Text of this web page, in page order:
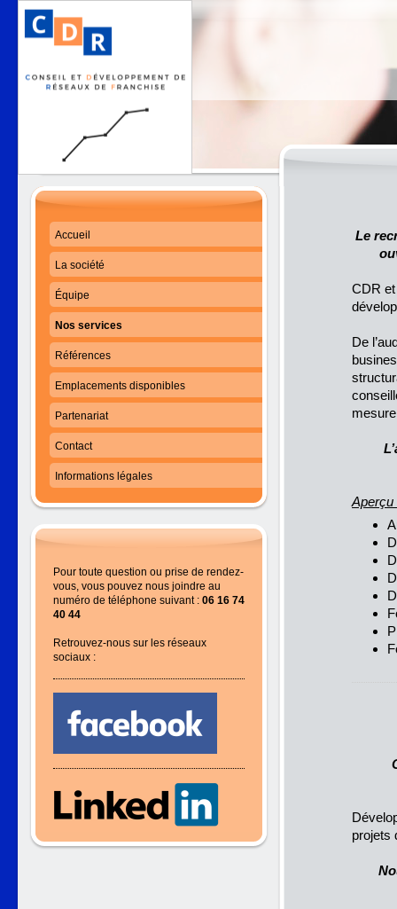
Le
CDR
De
Aperçu
projets
Accueil
La société
Équipe
Nos services
Références
Emplacements disponibles
Partenariat
Contact
Informations légales
Pour toute question ou prise de rendez-
vous, vous pouvez nous joindre au
numéro de téléphone suivant : 06 16 74
40 44
Retrouvez-nous sur les réseaux
sociaux :